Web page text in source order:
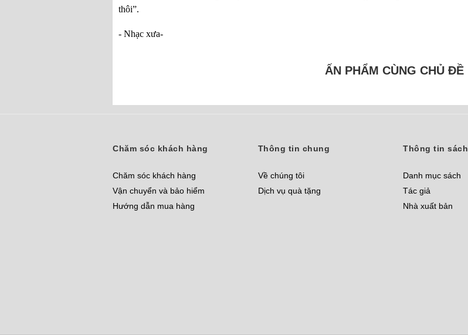
thôi”.
- Nhạc xưa-
ẤN PHẨM CÙNG CHỦ ĐỀ
Chăm sóc khách hàng
Chăm sóc khách hàng
Vận chuyển và bảo hiểm
Hướng dẫn mua hàng
Thông tin chung
Về chúng tôi
Dịch vụ quà tặng
Thông tin sách
Danh mục sách
Tác giả
Nhà xuất bản